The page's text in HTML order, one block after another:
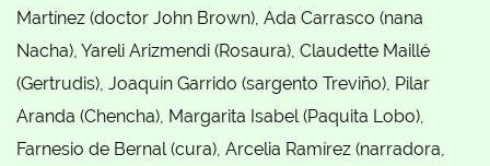
Martínez (doctor John Brown), Ada Carrasco (nana
Nacha), Yareli Arizmendi (Rosaura), Claudette Maillé
(Gertrudis), Joaquín Garrido (sargento Treviño), Pilar
Aranda (Chencha), Margarita Isabel (Paquita Lobo),
Farnesio de Bernal (cura), Arcelia Ramírez (narradora,